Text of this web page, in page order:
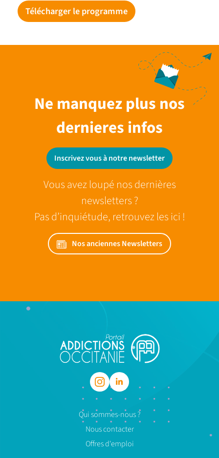
Télécharger le programme
Ne manquez plus nos
dernieres infos
Inscrivez vous à notre newsletter
Vous avez loupé nos dernières
newsletters ?
Pas d’inquiétude, retrouvez les ici !
Nos anciennes Newsletters
Qui sommes-nous ?
Nous contacter
Offres d'emploi